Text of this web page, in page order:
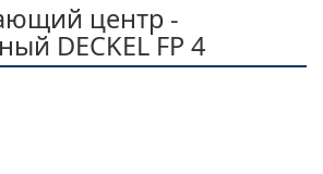
центр -
DECKEL FP 4